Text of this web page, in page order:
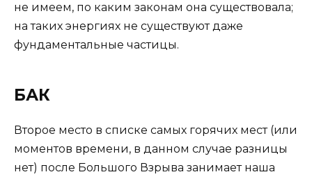
не имеем, по каким законам она существовала;
на таких энергиях не существуют даже
фундаментальные частицы.
БАК
Второе место в списке самых горячих мест (или
моментов времени, в данном случае разницы
нет) после Большого Взрыва занимает наша